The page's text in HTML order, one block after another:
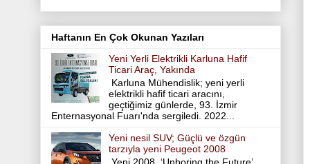
Haftanın En Çok Okunan Yazıları
Yeni Yerli Elektrikli Karluna Hafif
Ticari Araç, Yakında
Karluna Mühendislik; yeni yerli
elektrikli hafif ticari aracını,
geçtiğimiz günlerde, 93. İzmir
Enternasyonal Fuarı'nda sergiledi. 2022...
Yeni nesil SUV; Güçlü ve özgün
tarzıyla yeni Peugeot 2008
Yeni 2008, ‘Unboring the Future’